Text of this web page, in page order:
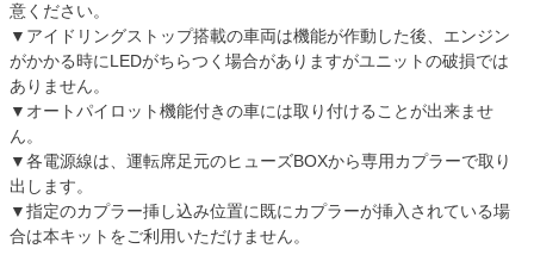
意ください。
▼アイドリングストップ搭載の車両は機能が作動した後、エンジン
がかかる時にLEDがちらつく場合がありますがユニットの破損では
ありません。
▼オートパイロット機能付きの車には取り付けることが出来ませ
ん。
▼各電源線は、運転席足元のヒューズBOXから専用カプラーで取り
出します。
▼指定のカプラー挿し込み位置に既にカプラーが挿入されている場
合は本キットをご利用いただけません。